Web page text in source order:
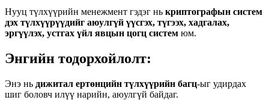
Нууц түлхүүрийн менежмент гэдэг нь криптографын систем
дэх түлхүүрүүдийг аюулгүй үүсгэх, түгээх, хадгалах,
эргүүлэх, устгах үйл явцын цогц систем юм.
Энгийн тодорхойлолт:
Энэ нь дижитал ертөнцийн түлхүүрийн багц-ыг удирдах
шиг боловч илүү нарийн, аюулгүй байдаг.